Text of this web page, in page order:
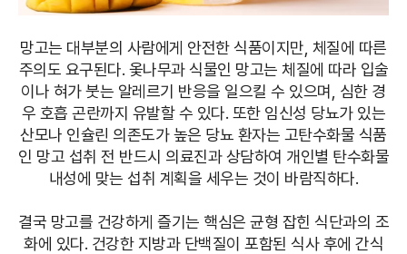
망고는 대부분의 사람에게 안전한 식품이지만, 체질에 따른
주의도 요구된다. 옻나무과 식물인 망고는 체질에 따라 입술
이나 혀가 붓는 알레르기 반응을 일으킬 수 있으며, 심한 경
우 호흡 곤란까지 유발할 수 있다. 또한 임신성 당뇨가 있는
산모나 인슐린 의존도가 높은 당뇨 환자는 고탄수화물 식품
인 망고 섭취 전 반드시 의료진과 상담하여 개인별 탄수화물
내성에 맞는 섭취 계획을 세우는 것이 바람직하다.
결국 망고를 건강하게 즐기는 핵심은 균형 잡힌 식단과의 조
화에 있다. 건강한 지방과 단백질이 포함된 식사 후에 간식